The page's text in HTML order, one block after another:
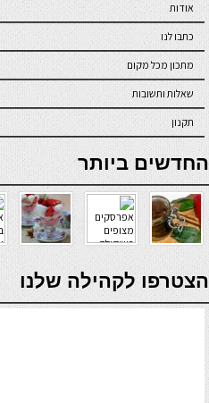
אודות
כתבו לנו
מתכון מכל מקום
שאלות ותשובות
תקנון
online casino
החדשים ביותר
verde casino
הצטרפו לקהילה שלנו